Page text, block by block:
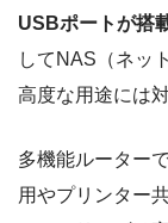
USBポートが搭
してNAS（ネッ
高度な用途には
多機能ルーター
用やプリンター